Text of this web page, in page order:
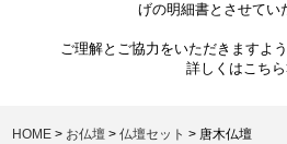
げの明細書とさせてい
ご理解とご協力をいただきますよ
詳しくはこち
HOME お仏壇 仏壇セット 唐木仏壇